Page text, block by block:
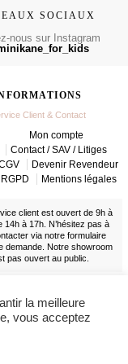
SOCIAUX
nous sur Instagram
Client & Contact
Mon compte
Contact / SAV / Litiges
Devenir Revendeur
RGPD
Mentions légales
client est ouvert de 9h à
14h à 17h. N’hésitez pas à
via notre formulaire
demande. Notre showroom
pas ouvert au public.
la meilleure
vous acceptez